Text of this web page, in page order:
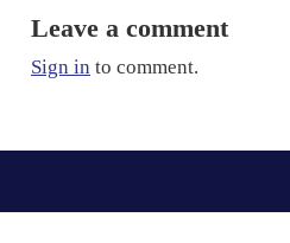
Leave a comment
Sign in to comment.